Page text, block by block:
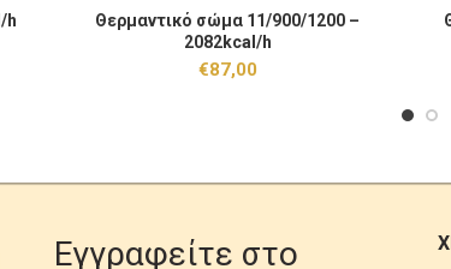
h Θερμαντικό σώμα 11/900/1200 - 2082kcal/h
ΠΡΟΣΘΉΚΗ ΣΤΟ ΚΑΛΆΘΙ
Θερμαντικό σώμα 11/900/1200 –
2082kcal/h
€87,00
Εγγραφείτε στο